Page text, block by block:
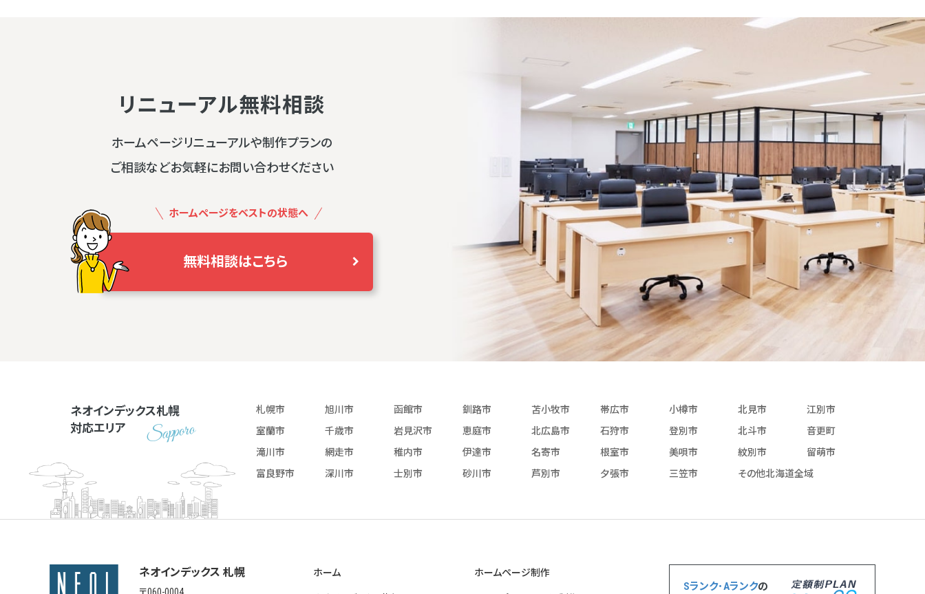
リニューアル無料相談
ホームページリニューアルや制作プランの
ご相談などお気軽にお問い合わせください
ホームページをベストの状態へ
無料相談はこちら
ネオインデックス札幌
対応エリア
札幌市 旭川市 函館市 釧路市 苫小牧市 帯広市 小樽市 北見市
江別市
室蘭市
千歳市 岩見沢市 恵庭市 北広島市 石狩市 登別市 北斗市
音更町
滝川市
網走市 稚内市 伊達市 名寄市 根室市 美唄市 紋別市
留萌市
富良野市
深川市 士別市 砂川市 芦別市 夕張市 三笠市 その他北海道全域
ネオインデックス 札幌
〒060-0004
ホーム ホームページ制作
Sランク･Aランクの